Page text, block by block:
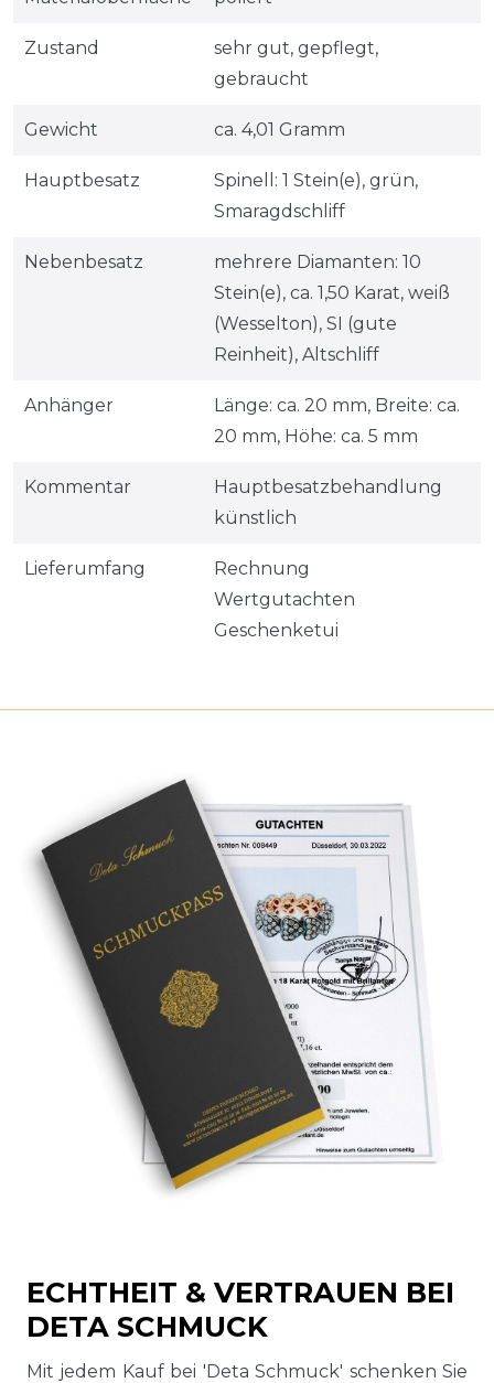
Zustand
sehr gut, gepflegt,
gebraucht
Gewicht ca. 4,01 Gramm
Hauptbesatz
Spinell: 1 Stein(e), grün,
Smaragdschliff
Nebenbesatz
mehrere Diamanten: 10
Stein(e), ca. 1,50 Karat, weiß
(Wesselton), SI (gute
Reinheit), Altschliff
Anhänger
Länge: ca. 20 mm, Breite: ca.
20 mm, Höhe: ca. 5 mm
Kommentar
Hauptbesatzbehandlung
künstlich
Lieferumfang
Rechnung
Wertgutachten
Geschenketui
ECHTHEIT & VERTRAUEN BEI
DETA SCHMUCK
Mit jedem Kauf bei 'Deta Schmuck' schenken Sie